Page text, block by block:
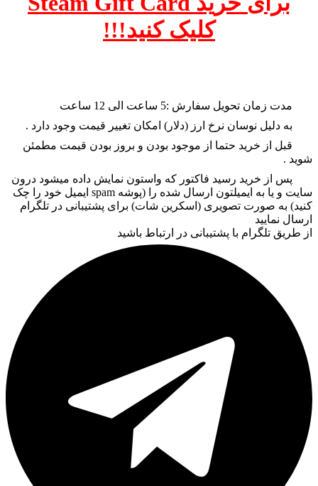
کلیک کنید!!!
مدت زمان تحویل سفارش :5 ساعت الی 12 ساعت
به دلیل نوسان نرخ ارز (دلار) امکان تغییر قیمت وجود دارد .
قبل از خرید حتما از موجود بودن و بروز بودن قیمت مطمئن
شوید .
پس از خرید رسید فاکتور که واستون نمایش داده میشود درون
سایت و یا به ایمیلتون ارسال شده را (پوشه spam ایمیل خود را چک
کنید) به صورت تصویری (اسکرین شات) برای پشتیبانی در تلگرام
ارسال نمایید
از طریق تلگرام با پشتیبانی در ارتباط باشید